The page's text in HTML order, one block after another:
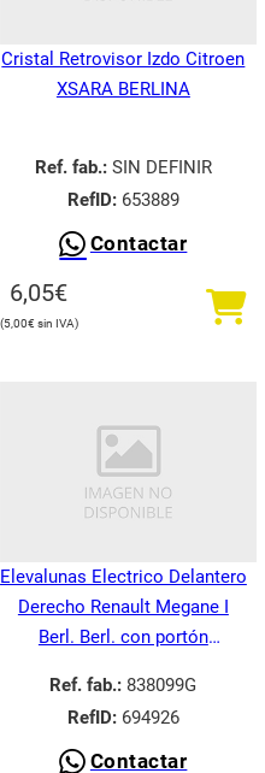
Cristal Retrovisor Izdo Citroen
XSARA BERLINA
Ref. fab.:SIN DEFINIR
RefID:653889
Contactar
6,05€
5,00€
Elevalunas Electrico Delantero
Derecho Renault Megane I
Berl. Berl. con portón
Ref. fab.: 838099G
RefID:694926
Contactar